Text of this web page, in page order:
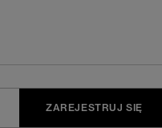
ZAREJESTRUJ SIĘ